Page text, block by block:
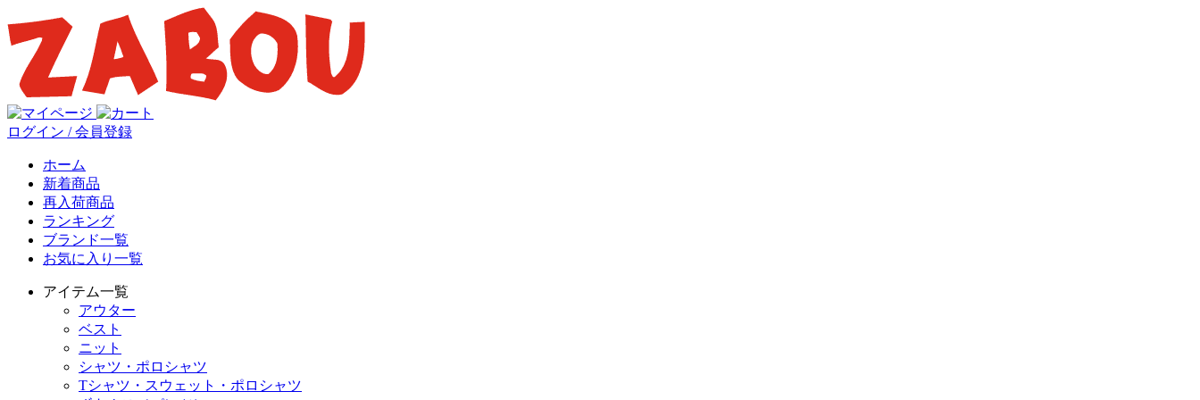
ログイン / 会員登録
ホーム
新着商品
再入荷商品
ランキング
ブランド一覧
お気に入り一覧
アイテム一覧
アウター
ベスト
ニット
シャツ・ポロシャツ
Tシャツ・スウェット・ポロシャツ